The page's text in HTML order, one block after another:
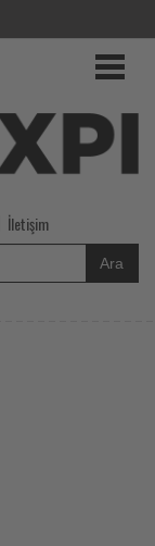
İletişim
Ara